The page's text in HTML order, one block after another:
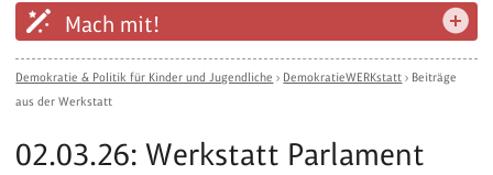
Mach mit!
Demokratie & Politik für Kinder und Jugendliche › DemokratieWERKstatt › Beiträge
aus der Werkstatt
02.03.26: Werkstatt Parlament